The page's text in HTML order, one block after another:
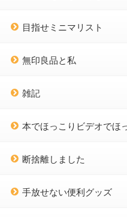
目指せミニマリスト
無印良品と私
雑記
本でほっこりビデオでほ
断捨離しました
手放せない便利グッズ